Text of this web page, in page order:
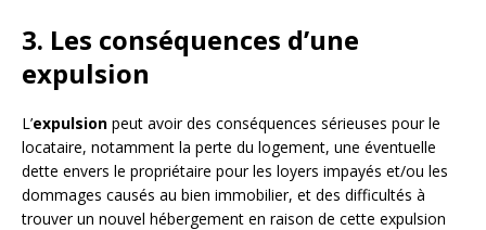
3. Les conséquences d’une
expulsion
L’expulsion peut avoir des conséquences sérieuses pour le
locataire, notamment la perte du logement, une éventuelle
dette envers le propriétaire pour les loyers impayés et/ou les
dommages causés au bien immobilier, et des difficultés à
trouver un nouvel hébergement en raison de cette expulsion